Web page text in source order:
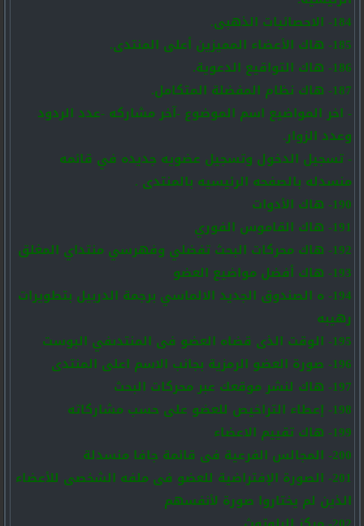
184- الاحصائيات الذهبى.
185- هاك الأعضاء المميزين أعلى المنتدى.
186- هاك التواقيع الدعوية.
187- هاك نظام المفضلة المتكامل.
- اخر المواضيع اسم الموضوع -آخر مشاركه -عدد الردود
وعدد الزوار.
- تسجيل الدخول وتسجيل عضويه جديده في قائمه
منسدله بالصفحه الرئيسيه بالمنتدى .
190- هاك الأدوات
191- هاك القاموس الفوري
192- هاك محركات البحث تفضلي وفهرسي منتداي المغلق
193- هاك أفضل مواضيع العضو
194- ه الصندوق الجديد الالماسي برجمة الدربيل بتطويرات
رهيبه
195- الوقت الذى قضاه العضو فى المنتدىفي البوست
196- صورة العضو الرمزية بجانب الاسم اعلى المنتدى
197- هاك لنشر موقعك عبر محركات البحث
198- إعطاء التراخيص للعضو على حسب مشاركاته
199- هاك تقييم الاعضاء
200- المجالس الفرعية فى قائمة جافا منسدلة
201- الصورة الإفتراضية للعضو فى ملفه الشخصى للأعضاء
الذين لم يختاروا صورة لأنفسهم